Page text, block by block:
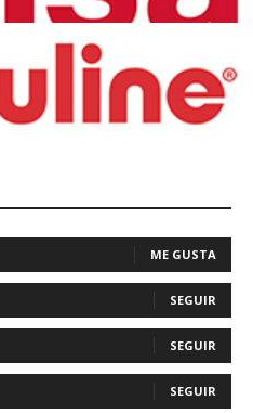
ME GUSTA
SEGUIR
SEGUIR
SEGUIR